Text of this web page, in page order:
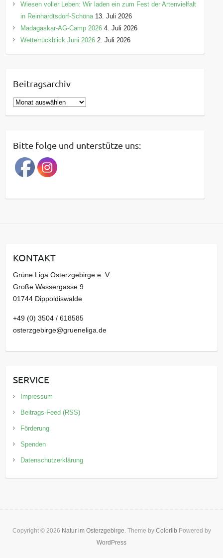
Wiesen voller Leben: Wir laden ein zum Fest der Artenvielfalt
in Reinhardtsdorf-Schöna 13. Juli 2026
Madagaskar-AG-Camp 2026 4. Juli 2026
Wetterrückblick Juni 2026 2. Juli 2026
Beitragsarchiv
B
e
r
a
g
a
v
Bitte folge und unterstütze uns:
KONTAKT
Grüne Liga Osterzgebirge e. V.
Große Wassergasse 9
01744 Dippoldiswalde
+49 (0) 3504 / 618585
osterzgebirge@grueneliga.de
SERVICE
Impressum
Beitrags-Feed (RSS)
Förderung
Spenden
Datenschutzerklärung
Copyright © 2026 Natur im Osterzgebirge. Theme by Colorlib Powered by
WordPress